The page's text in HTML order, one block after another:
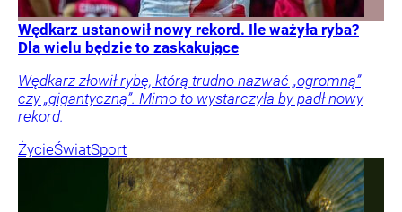
Wędkarz ustanowił nowy rekord. Ile ważyła ryba?
Dla wielu będzie to zaskakujące
Wędkarz złowił rybę, którą trudno nazwać „ogromną”
czy „gigantyczną”. Mimo to wystarczyła by padł nowy
rekord.
ŻycieŚwiatSport